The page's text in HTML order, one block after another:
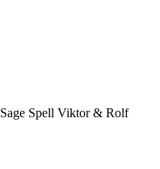
Sage Spell Viktor & Rolf